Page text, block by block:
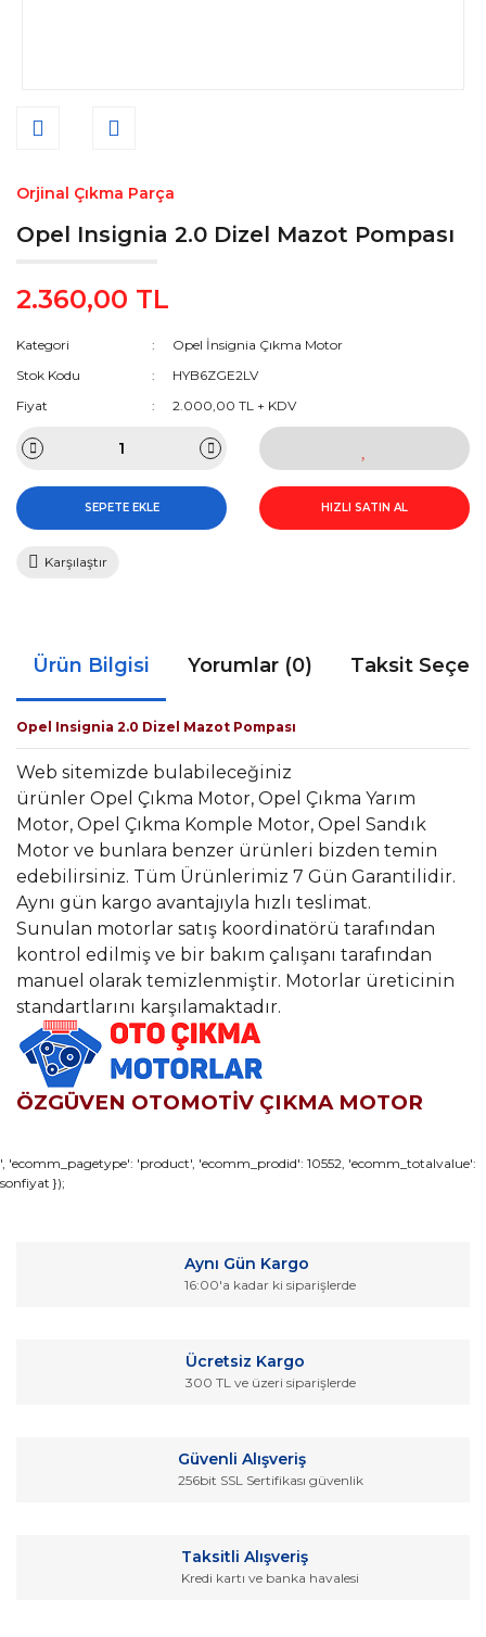
Orjinal Çıkma Parça
Opel Insignia 2.0 Dizel Mazot Pompası
2.360,00 TL
Kategori
Opel İnsignia Çıkma Motor
Stok Kodu
HYB6ZGE2LV
Fiyat
2.000,00 TL + KDV
SEPETE EKLE HIZLI SATIN AL
Karşılaştır
Ürün Bilgisi Yorumlar (0) Taksit
Opel Insignia 2.0 Dizel Mazot Pompası
Web sitemizde bulabileceğiniz
ürünler Opel Çıkma Motor, Opel Çıkma Yarım
Motor, Opel Çıkma Komple Motor, Opel Sandık
Motor ve bunlara benzer ürünleri bizden temin
edebilirsiniz. Tüm Ürünlerimiz 7 Gün Garantilidir.
Aynı gün kargo avantajıyla hızlı teslimat.
Sunulan motorlar satış koordinatörü tarafından
kontrol edilmiş ve bir bakım çalışanı tarafından
manuel olarak temizlenmiştir. Motorlar üreticinin
standartlarını karşılamaktadır.
ÖZGÜVEN OTOMOTİV ÇIKMA MOTOR
Yorum Yaz
Bu ürünün fiyat bilgisi, resim, ürün açıklamalarında ve diğer
konularda yetersiz gördüğünüz noktaları öneri formunu
Ürün resmi kalitesiz, bozuk veya görüntülenemiyor.
Ürün fiyatı diğer sitelerden daha pahalı.
', 'ecomm_pagetype': 'product', 'ecomm_prodid': 10552, 'ecomm_totalvalue':
sonfiyat });
Aynı Gün Kargo
16:00'a kadar ki siparişlerde
Ücretsiz Kargo
300 TL ve üzeri siparişlerde
Güvenli Alışveriş
256bit SSL Sertifikası güvenlik
Taksitli Alışveriş
Kredi kartı ve banka havalesi